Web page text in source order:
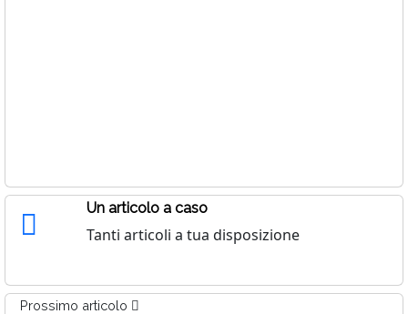
Un articolo a caso
Tanti articoli a tua disposizione
Prossimo articolo